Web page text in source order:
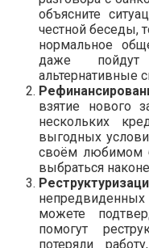
объясните
честной беседы,
нормальное
даже
альтернативные
взятие нового
нескольких
выгодных
своём любимом
выбраться
можете
помогут
потеряли